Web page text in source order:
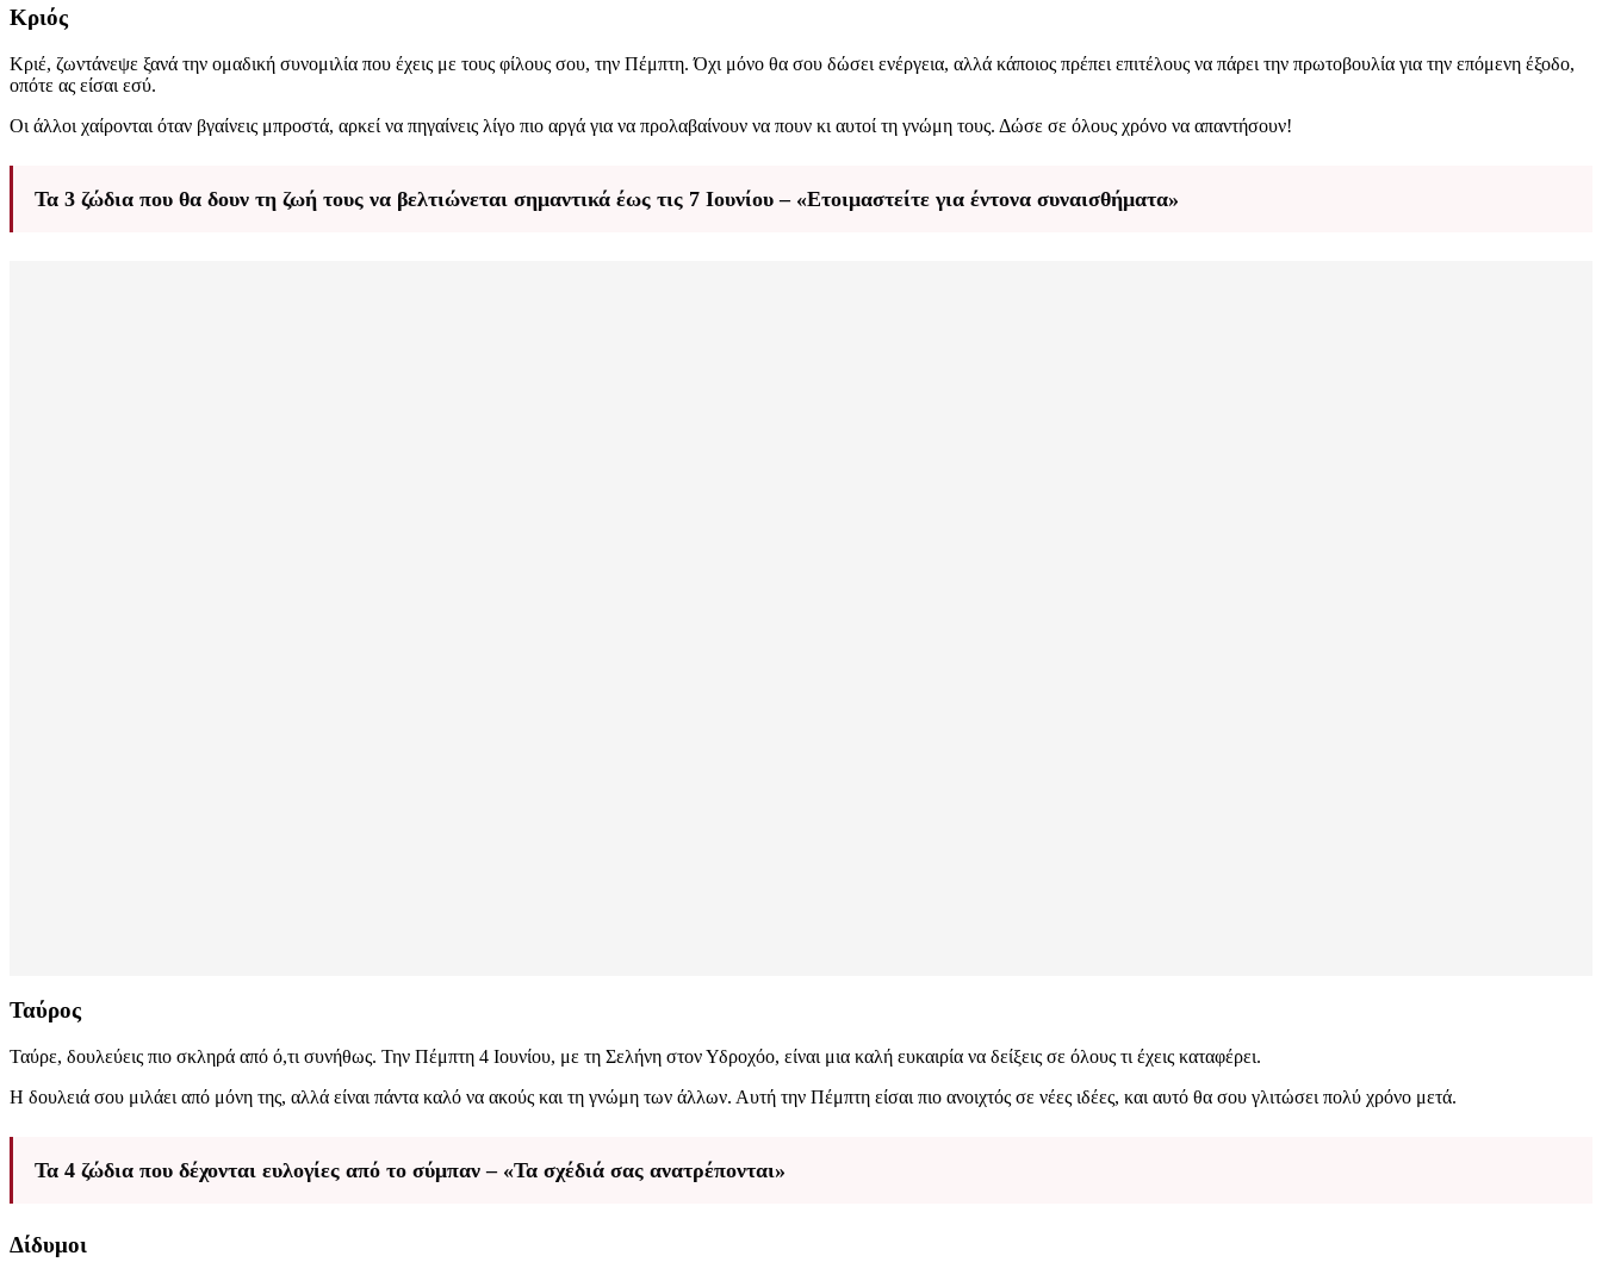
Κριός
Κριέ, ζωντάνεψε ξανά την ομαδική συνομιλία που έχεις με τους φίλους σου, την Πέμπτη. Όχι μόνο θα σου δώσει ενέργεια, αλλά κάποιος πρέπει επιτέλους να πάρει την πρωτοβουλία για την επόμενη έξοδο,
οπότε ας είσαι εσύ.
Οι άλλοι χαίρονται όταν βγαίνεις μπροστά, αρκεί να πηγαίνεις λίγο πιο αργά για να προλαβαίνουν να πουν κι αυτοί τη γνώμη τους. Δώσε σε όλους χρόνο να απαντήσουν!
Τα 3 ζώδια που θα δουν τη ζωή τους να βελτιώνεται σημαντικά έως τις 7 Ιουνίου – «Ετοιμαστείτε για έντονα συναισθήματα»
Ταύρος
Ταύρε, δουλεύεις πιο σκληρά από ό,τι συνήθως. Την Πέμπτη 4 Ιουνίου, με τη Σελήνη στον Υδροχόο, είναι μια καλή ευκαιρία να δείξεις σε όλους τι έχεις καταφέρει.
Η δουλειά σου μιλάει από μόνη της, αλλά είναι πάντα καλό να ακούς και τη γνώμη των άλλων. Αυτή την Πέμπτη είσαι πιο ανοιχτός σε νέες ιδέες, και αυτό θα σου γλιτώσει πολύ χρόνο μετά.
Τα 4 ζώδια που δέχονται ευλογίες από το σύμπαν – «Τα σχέδιά σας ανατρέπονται»
Δίδυμοι